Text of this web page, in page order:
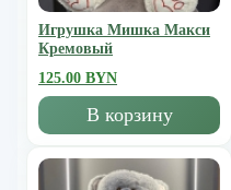
Игрушка Мишка Mакси
Кремовый
125.00 BYN
В корзину